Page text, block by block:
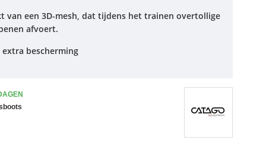
van een 3D-mesh, dat tijdens het trainen overtollige
afvoert.
bescherming